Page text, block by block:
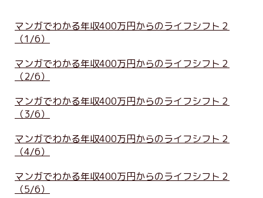
マンガでわかる年収400万円からのライフシフト２
（1/6）
マンガでわかる年収400万円からのライフシフト２
（2/6）
マンガでわかる年収400万円からのライフシフト２
（3/6）
マンガでわかる年収400万円からのライフシフト２
（4/6）
マンガでわかる年収400万円からのライフシフト２
（5/6）